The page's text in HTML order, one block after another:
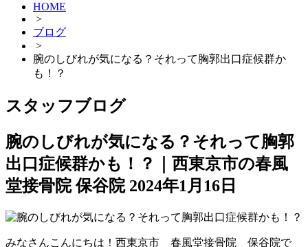
HOME
>
ブログ
>
腕のしびれが気になる？それって胸郭出口症候群か
も！？
スタッフブログ
腕のしびれが気になる？それって胸郭
出口症候群かも！？｜西東京市の春風
堂接骨院 保谷院 2024年1月16日
みなさんこんにちは！西東京市 春風堂接骨院 保谷院で